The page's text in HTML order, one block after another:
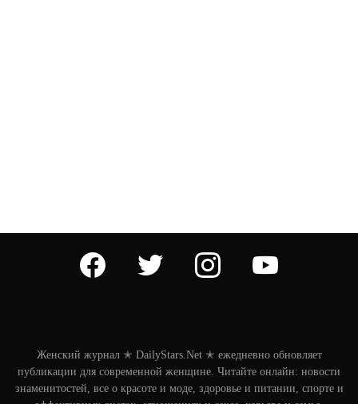
facebook twitter instagram youtube
Женский журнал ✭ DailyStars.Net ✭ ежедневно обновляет
публикации для современной женщине. Читайте онлайн: новости
знаменитостей, все о красоте и моде, здоровье и питании, спорте и